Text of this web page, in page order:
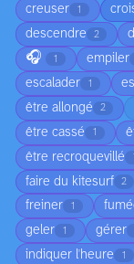
creuser 1
descendre 2
🎧 1 empiler
escalader 1
être allongé 2
être cassé 1
être recroquevillé
faire du kitesurf 2
freiner 1
geler 1 gérer
indiquer l'heure 1